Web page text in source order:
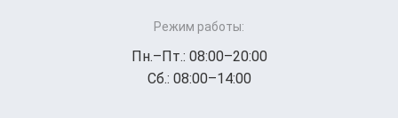
Режим работы:
Пн.–Пт.: 08:00–20:00
Сб.: 08:00–14:00